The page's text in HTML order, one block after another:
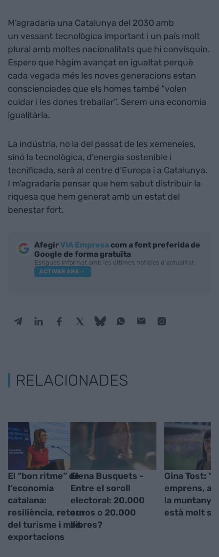
M’agradaria una Catalunya del 2030 amb
un vessant tecnològica important i un país molt
plural amb moltes nacionalitats que hi convisquin.
Espero que hàgim avançat en igualtat perquè
cada vegada més les noves generacions estan
conscienciades que els homes també “volen
cuidar i les dones treballar”. Serem una economia
igualitària.
La indústria, no la del passat de les xemeneies,
sinó la tecnològica, d’energia sostenible i
tecnificada, serà al centre d’Europa i a Catalunya.
I m’agradaria pensar que hem sabut distribuir la
riquesa que hem generat amb un estat del
benestar fort.
AfegirVIA Empresa com a font preferida de
Google de forma gratuïta
Estigues informat amb les últimes notícies d'actualitat
ACTIVAR ARA
RELACIONADES
El “bon ritme” de
l’economia
catalana:
resiliència, retorn
del turisme i més
exportacions
Elena Busquets -
Entre el soroll
electoral: 20.000
euros o 20.000
llibres?
Gina Tost:
emprens, al
la
està molt